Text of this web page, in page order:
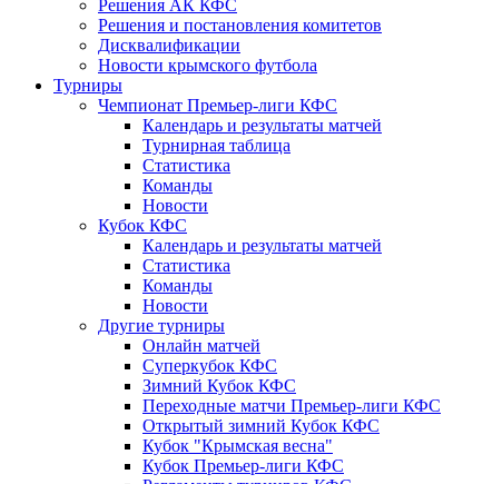
Решения АК КФС
Решения и постановления комитетов
Дисквалификации
Новости крымского футбола
Турниры
Чемпионат Премьер-лиги КФС
Календарь и результаты матчей
Турнирная таблица
Статистика
Команды
Новости
Кубок КФС
Календарь и результаты матчей
Статистика
Команды
Новости
Другие турниры
Онлайн матчей
Суперкубок КФС
Зимний Кубок КФС
Переходные матчи Премьер-лиги КФС
Открытый зимний Кубок КФС
Кубок "Крымская весна"
Кубок Премьер-лиги КФС